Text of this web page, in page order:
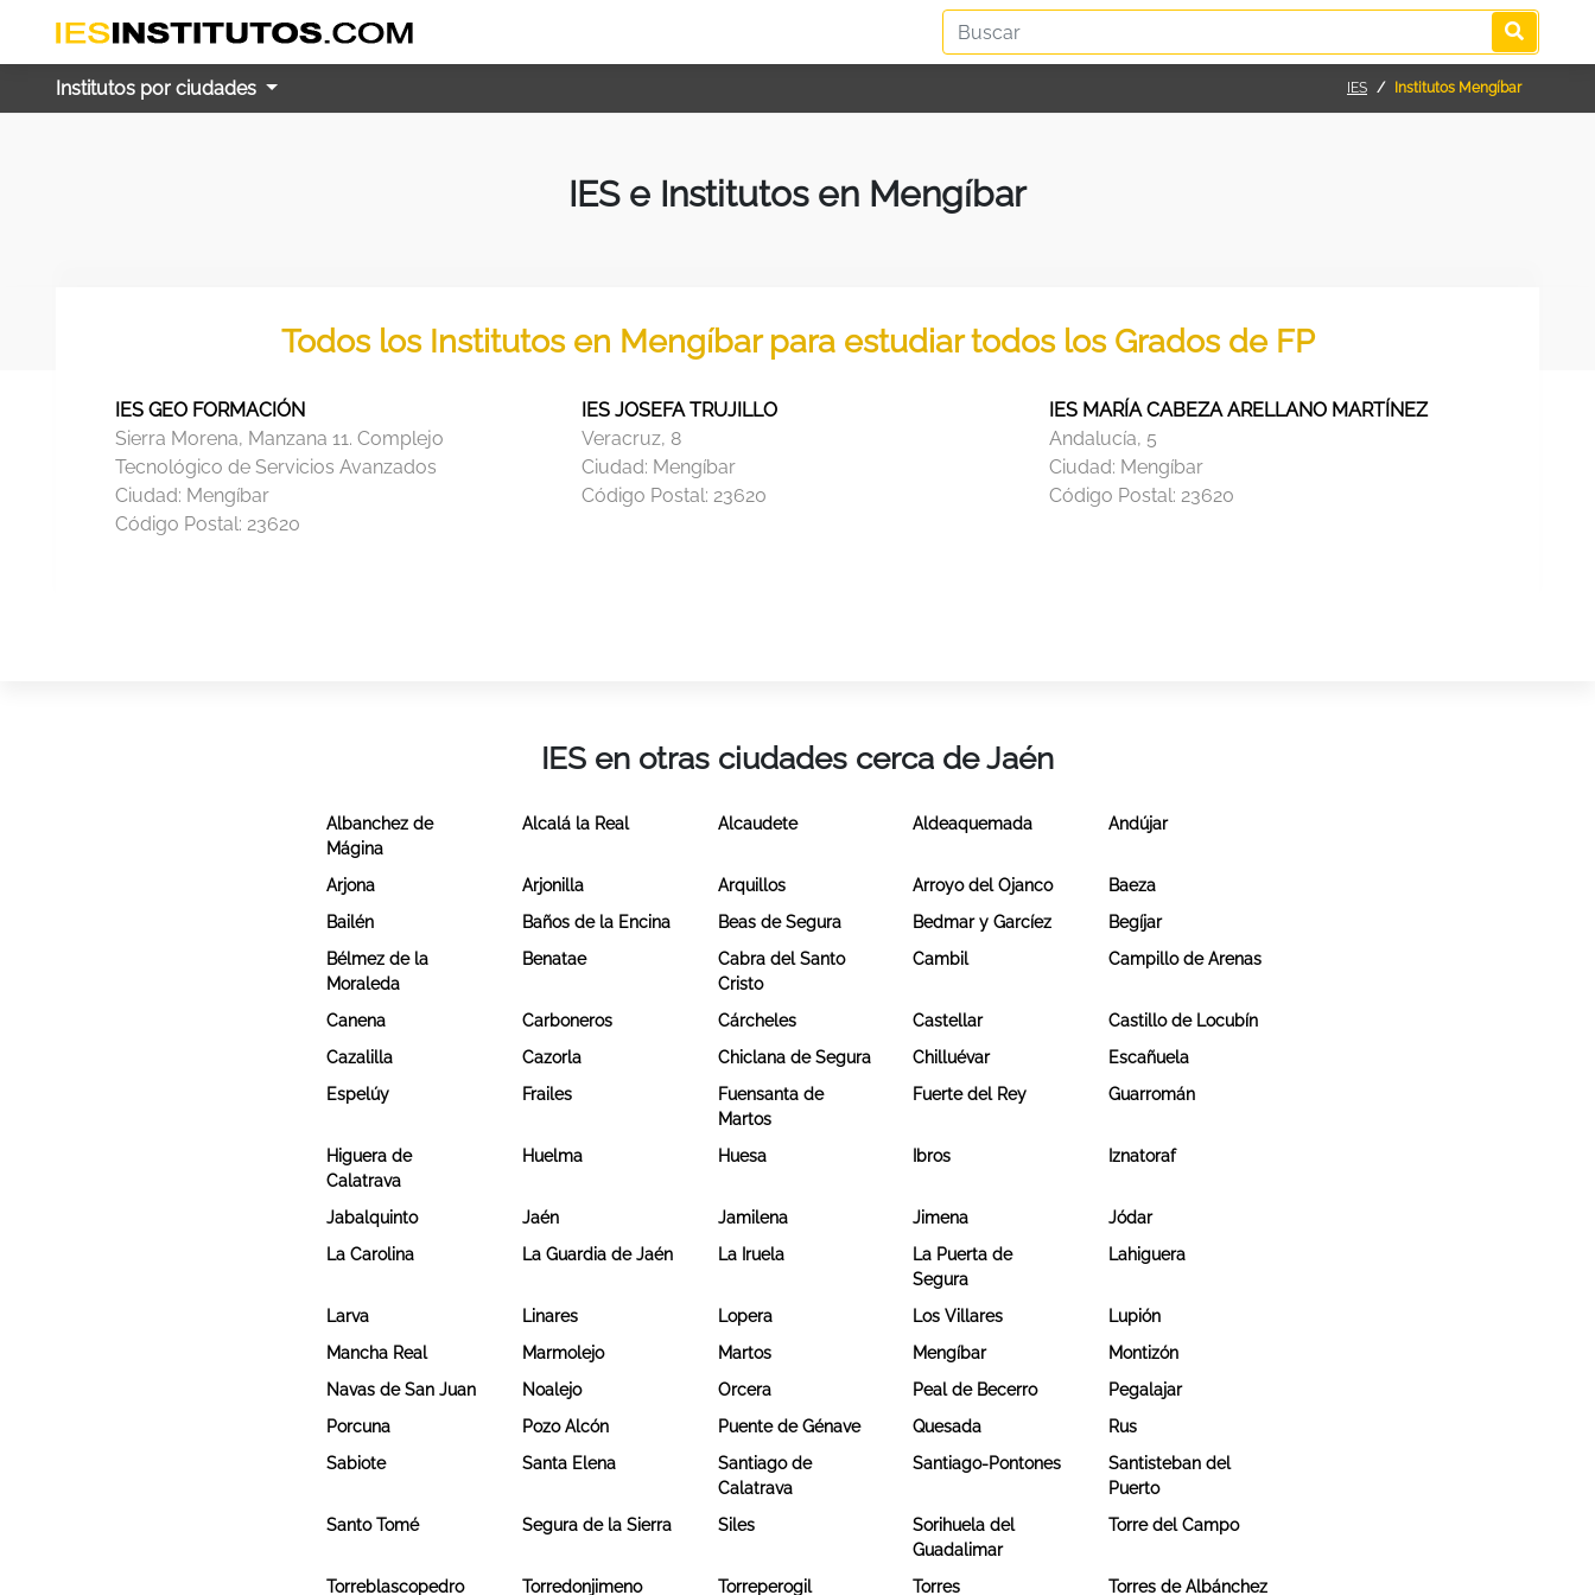
Institutos por ciudades IES Institutos Mengíbar
IES e Institutos en Mengíbar
Todos los Institutos en Mengíbar para estudiar todos los Grados de FP
IES GEO FORMACIÓN
Sierra Morena, Manzana 11. Complejo
Tecnológico de Servicios Avanzados
Ciudad: Mengíbar
Código Postal: 23620
IES JOSEFA TRUJILLO
Veracruz, 8
Ciudad: Mengíbar
Código Postal:23620
IES MARÍA CABEZA ARELLANO MARTÍNEZ
Andalucía, 5
Ciudad: Mengíbar
Código Postal: 23620
IES en otras ciudades cerca de Jaén
Albanchez de
Mágina
Alcalá la Real Alcaudete Aldeaquemada Andújar
Arjona Arjonilla Arquillos Arroyo del Ojanco
Baeza
Bailén
Baños de la Encina Beas de Segura Bedmar y Garcíez
Begíjar
Bélmez de la
Moraleda
Benatae
Cabra del Santo
Cristo
Cambil Campillo de Arenas
Canena Carboneros Cárcheles Castellar
Castillo de Locubín
Cazalilla
Cazorla Chiclana de Segura Chilluévar
Escañuela
Espelúy
Frailes
Fuensanta de
Martos
Fuerte del Rey Guarromán
Higuera de
Calatrava
Huelma Huesa Ibros Iznatoraf
Jabalquinto Jaén Jamilena Jimena
Jódar
La Carolina
La Guardia de Jaén La Iruela
La Puerta de
Segura
Lahiguera
Larva Linares Lopera Los Villares
Lupión
Mancha Real
Marmolejo Martos Mengíbar
Montizón
Navas de San Juan
Noalejo Orcera Peal de Becerro
Pegalajar
Porcuna
Pozo Alcón Puente de Génave Quesada
Rus
Sabiote
Santa Elena
Santiago de
Calatrava
Santiago-Pontones
Santisteban del
Puerto
Santo Tomé
Segura de la Sierra Siles
Sorihuela del
Guadalimar
Torre del Campo
Torreblascopedro Torredonjimeno Torreperogil Torres Torres de Albánchez